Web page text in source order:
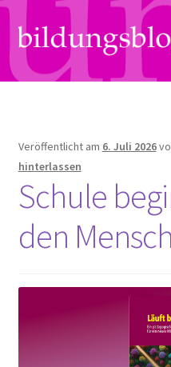
Zur
Navigation
springen
Zum
Inhalt
springen
Über uns
Links
Kontakt
Subjektiv
Bildungsreport
Veröffentlicht am 6. Juli 2026
hinterlassen
Schule
den